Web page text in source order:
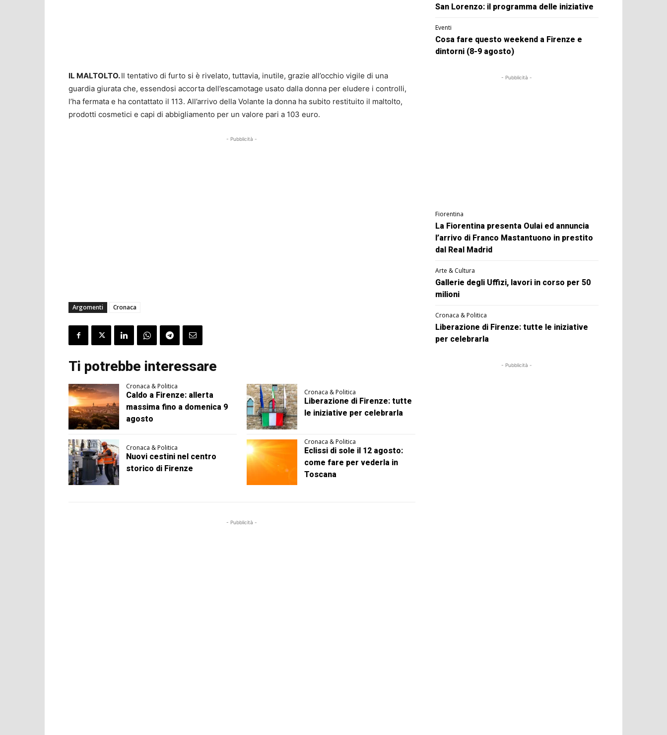
IL MALTOLTO.Il tentativo di furto si è rivelato, tuttavia, inutile, grazie all’occhio vigile di una
guardia giurata che, essendosi accorta dell’escamotage usato dalla donna per eludere i controlli,
l’ha fermata e ha contattato il 113. All’arrivo della Volante la donna ha subito restituito il maltolto,
prodotti cosmetici e capi di abbigliamento per un valore pari a 103 euro.
- Pubblicità -
Argomenti Cronaca
Ti potrebbe interessare
Cronaca & Politica
Caldo a Firenze: allerta
massima fino a domenica 9
agosto
Cronaca & Politica
Liberazione di Firenze: tutte
le iniziative per celebrarla
Cronaca & Politica
Nuovi cestini nel centro
storico di Firenze
Cronaca & Politica
Eclissi di sole il 12 agosto:
come fare per vederla in
Toscana
- Pubblicità -
San Lorenzo: il programma delle iniziative
Eventi
Cosa fare questo weekend a Firenze e
dintorni (8-9 agosto)
- Pubblicità -
Fiorentina
La Fiorentina presenta Oulai ed annuncia
l’arrivo di Franco Mastantuono in prestito
dal Real Madrid
Arte & Cultura
Gallerie degli Uffizi, lavori in corso per 50
milioni
Cronaca & Politica
Liberazione di Firenze: tutte le iniziative
per celebrarla
- Pubblicità -